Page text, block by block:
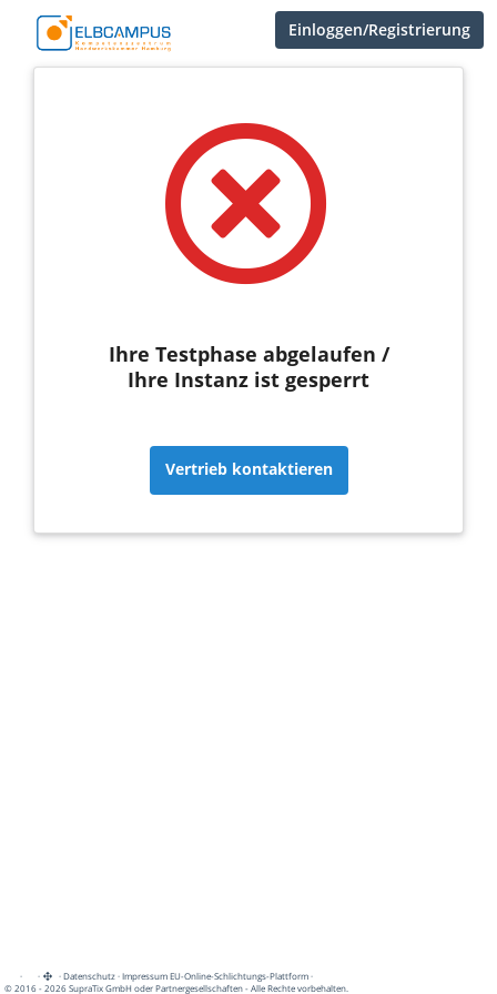
Einloggen/Registrierung
Ihre Testphase abgelaufen /
Ihre Instanz ist gesperrt
Vertrieb kontaktieren
· · ·Datenschutz·Impressum EU-Online-Schlichtungs-Plattform·
© 2016 - 2026 SupraTix GmbH oder Partnergesellschaften - Alle Rechte vorbehalten.